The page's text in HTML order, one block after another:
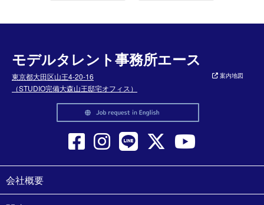
モデルタレント事務所エース
東京都大田区山王4-20-16
（STUDIO完備大森山王邸宅オフィス）
案内地図
会社概要